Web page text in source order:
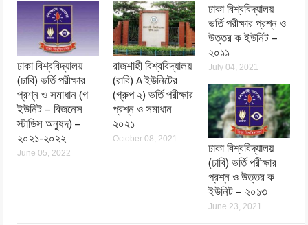
ঢাকা বিশ্ববিদ্যালয়
(ঢাবি) ভর্তি পরীক্ষার
প্রশ্ন ও সমাধান (গ
ইউনিট – বিজনেস
স্টাডিস অনুষদ) –
২০২১-২০২২
June 05, 2022
রাজশাহী বিশ্ববিদ্যালয়
(রাবি) A ইউনিটের
(গ্রুপ ২) ভর্তি পরীক্ষার
প্রশ্ন ও সমাধান
২০২১
October 08, 2021
ঢাকা বিশ্ববিদ্যালয়
ভর্তি পরীক্ষার প্রশ্ন ও
উত্তর ক ইউনিট –
২০১১
July 04, 2021
ঢাকা বিশ্ববিদ্যালয়
(ঢাবি) ভর্তি পরীক্ষার
প্রশ্ন ও উত্তর ক
ইউনিট – ২০১৩
June 23, 2021